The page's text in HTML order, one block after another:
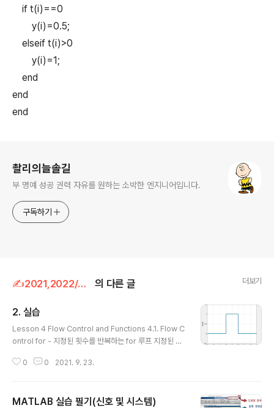
if t(i)==0
y(i)=0.5;
elseif t(i)>0
y(i)=1;
end
end
end
촬리의늘솔길
부 명예 성공 권력 자유를 원하는 소박한 엔지니어입니다.
구독하기
✍2021,2022/MATLAB 의 다른 글 더보기
2. 실습
Lesson 4 Flow Control and Functions 4.1. Flow C
ontrol for - 지정된 횟수를 반복하는 for 루프 지정된 횟
=expression, statement ; ... ; statement ; end for
조건이 true인 경우 명령문 실행 표현식을 실행하고 표현
0 0 2021. 9. 23.
MATLAB 실습 필기(신호 및 시스템)